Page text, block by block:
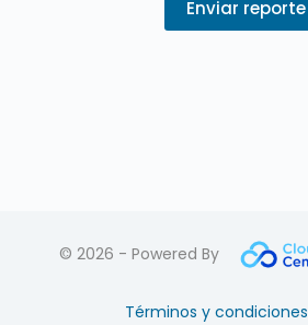
© 2026 - Powered By
Términos y condiciones